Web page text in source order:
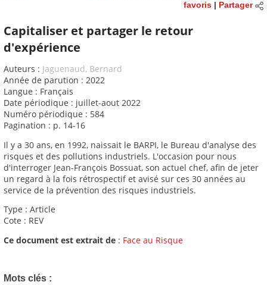
favoris| Partager
Capitaliser et partager le retour
d'expérience
Auteurs : Jaguenaud, Bernard
Année de parution : 2022
Langue : Français
Date périodique : juillet-aout 2022
Numéro périodique : 584
Pagination : p. 14-16
Il y a 30 ans, en 1992, naissait le BARPI, le Bureau d'analyse des
risques et des pollutions industriels. L'occasion pour nous
d'interroger Jean-François Bossuat, son actuel chef, afin de jeter
un regard à la fois rétrospectif et avisé sur ces 30 années au
service de la prévention des risques industriels.
Type : Article
Cote : REV
Ce document est extrait de : Face au Risque
Mots clés :